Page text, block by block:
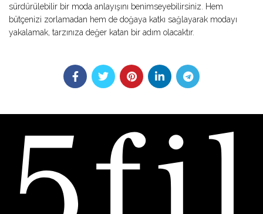
sürdürülebilir bir moda anlayışını benimseyebilirsiniz. Hem
bütçenizi zorlamadan hem de doğaya katkı sağlayarak modayı
yakalamak, tarzınıza değer katan bir adım olacaktır.